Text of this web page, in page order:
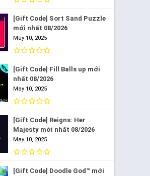
[Gift Code] Sort Sand Puzzle
mới nhất 08/2026
May 10, 2025
[Gift Code] Fill Balls up mới
nhất 08/2026
May 10, 2025
[Gift Code] Reigns: Her
Majesty mới nhất 08/2026
May 10, 2025
[Gift Code] Doodle God™ mới